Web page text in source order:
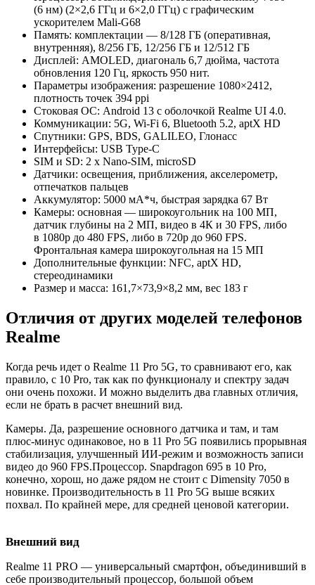
(6 нм) (2×2,6 ГГц и 6×2,0 ГГц) с графическим
ускорителем Mali-G68
Память: комплектации — 8/128 ГБ (оперативная,
внутренняя), 8/256 ГБ, 12/256 ГБ и 12/512 ГБ
Дисплей: AMOLED, диагональ 6,7 дюйма, частота
обновления 120 Гц, яркость 950 нит.
Параметры изображения: разрешение 1080×2412,
плотность точек 394 ppi
Стоковая ОС: Android 13 с оболочкой Realme UI 4.0.
Коммуникации: 5G, Wi-Fi 6, Bluetooth 5.2, aptX HD
Спутники: GPS, BDS, GALILEO, Глонасс
Интерфейсы: USB Type-C
SIM и SD: 2 х Nano-SIM, microSD
Датчики: освещения, приближения, акселерометр,
отпечатков пальцев
Аккумулятор: 5000 мА*ч, быстрая зарядка 67 Вт
Камеры: основная — широкоугольник на 100 МП,
датчик глубины на 2 МП, видео в 4К и 30 FPS, либо
в 1080р до 480 FPS, либо в 720р до 960 FPS.
Фронтальная камера широкоугольная на 15 МП
Дополнительные функции: NFC, aptX HD,
стереодинамики
Размер и масса: 161,7×73,9×8,2 мм, вес 183 г
Отличия от других моделей телефонов
Realme
Когда речь идет о Realme 11 Pro 5G, то сравнивают его, как
правило, с 10 Pro, так как по функционалу и спектру задач
они очень похожи. И можно выделить два главных отличия,
если не брать в расчет внешний вид.
Камеры. Да, разрешение основного датчика и там, и там
плюс-минус одинаковое, но в 11 Pro 5G появились прорывная
стабилизация, улучшенный ИИ-режим и возможность записи
видео до 960 FPS.Процессор. Snapdragon 695 в 10 Pro,
конечно, хорош, но даже рядом не стоит с Dimensity 7050 в
новинке. Производительность в 11 Pro 5G выше всяких
похвал. По крайней мере, для средней ценовой категории.
Внешний вид
Realme 11 PRO — универсальный смартфон, объединивший в
себе производительный процессор, большой объем